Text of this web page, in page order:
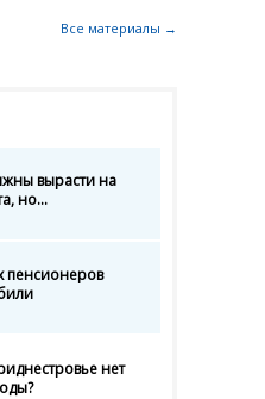
Все материалы →
вырасти на
но...
пенсионеров
нет